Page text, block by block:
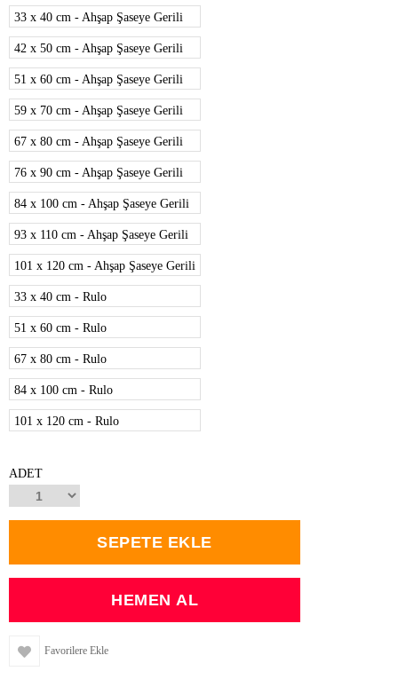
33 x 40 cm - Ahşap Şaseye Gerili
42 x 50 cm - Ahşap Şaseye Gerili
51 x 60 cm - Ahşap Şaseye Gerili
59 x 70 cm - Ahşap Şaseye Gerili
67 x 80 cm - Ahşap Şaseye Gerili
76 x 90 cm - Ahşap Şaseye Gerili
84 x 100 cm - Ahşap Şaseye Gerili
93 x 110 cm - Ahşap Şaseye Gerili
101 x 120 cm - Ahşap Şaseye Gerili
33 x 40 cm - Rulo
51 x 60 cm - Rulo
67 x 80 cm - Rulo
84 x 100 cm - Rulo
101 x 120 cm - Rulo
ADET
Favorilere Ekle